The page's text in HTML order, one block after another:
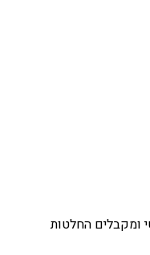
ומקבלים החלטות